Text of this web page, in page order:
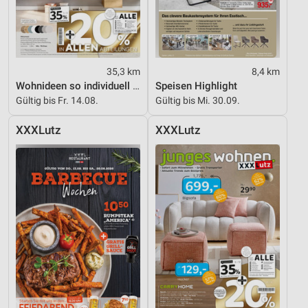
35,3 km
Wohnideen so individuell wie du!
Gültig bis Fr. 14.08.
8,4 km
Speisen Highlight
Gültig bis Mi. 30.09.
XXXLutz XXXLutz
Verwendung reduzierter Daten zur Auswahl von
Inhalten
IAB-Besonderheiten:
Verwendung genauer Standortdaten
Geräte anhand von aktiv angeforderten
Nicht-IAB-Verarbeitungszwecke:
Notwendig
Performance
Funktional
Werbung